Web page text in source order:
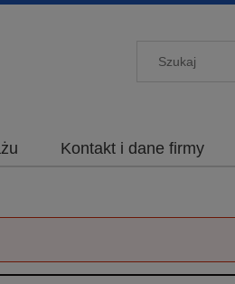
Kontakt i dane firmy